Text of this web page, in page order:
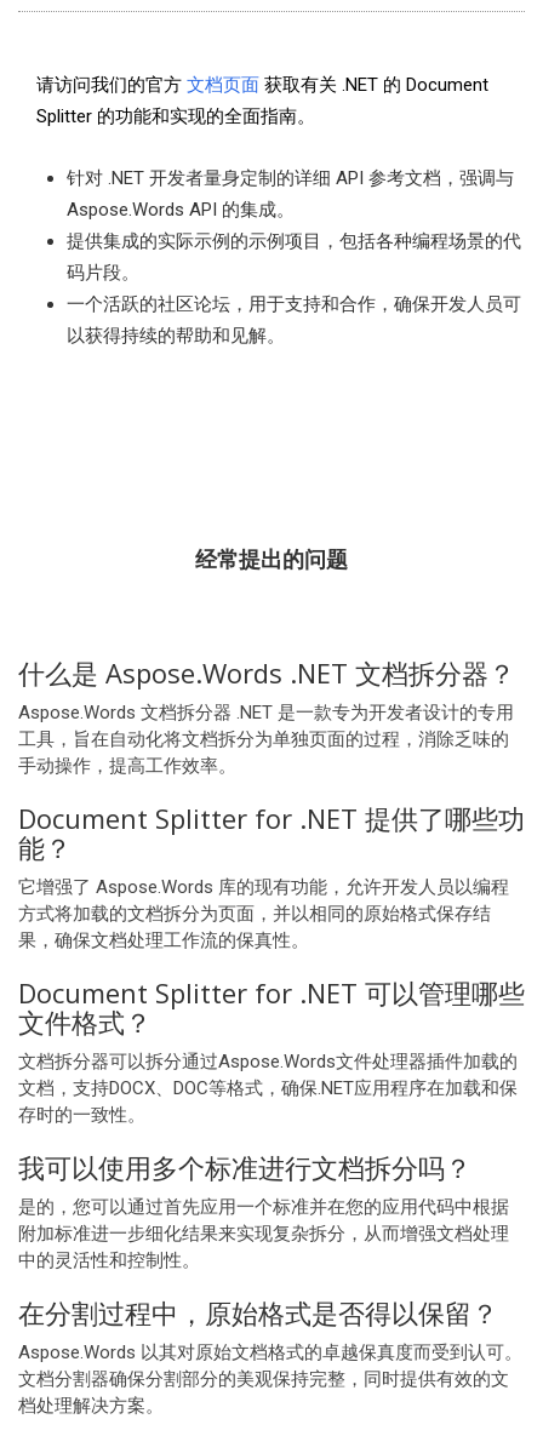
请访问我们的官方 文档页面 获取有关 .NET 的 Document
Splitter 的功能和实现的全面指南。
针对 .NET 开发者量身定制的详细 API 参考文档，强调与
Aspose.Words API 的集成。
提供集成的实际示例的示例项目，包括各种编程场景的代
码片段。
一个活跃的社区论坛，用于支持和合作，确保开发人员可
以获得持续的帮助和见解。
经常提出的问题
什么是 Aspose.Words .NET 文档拆分器？
Aspose.Words 文档拆分器 .NET 是一款专为开发者设计的专用
工具，旨在自动化将文档拆分为单独页面的过程，消除乏味的
手动操作，提高工作效率。
Document Splitter for .NET 提供了哪些功
能？
它增强了 Aspose.Words 库的现有功能，允许开发人员以编程
方式将加载的文档拆分为页面，并以相同的原始格式保存结
果，确保文档处理工作流的保真性。
Document Splitter for .NET 可以管理哪些
文件格式？
文档拆分器可以拆分通过Aspose.Words文件处理器插件加载的
文档，支持DOCX、DOC等格式，确保.NET应用程序在加载和保
存时的一致性。
我可以使用多个标准进行文档拆分吗？
是的，您可以通过首先应用一个标准并在您的应用代码中根据
附加标准进一步细化结果来实现复杂拆分，从而增强文档处理
中的灵活性和控制性。
在分割过程中，原始格式是否得以保留？
Aspose.Words 以其对原始文档格式的卓越保真度而受到认可。
文档分割器确保分割部分的美观保持完整，同时提供有效的文
档处理解决方案。